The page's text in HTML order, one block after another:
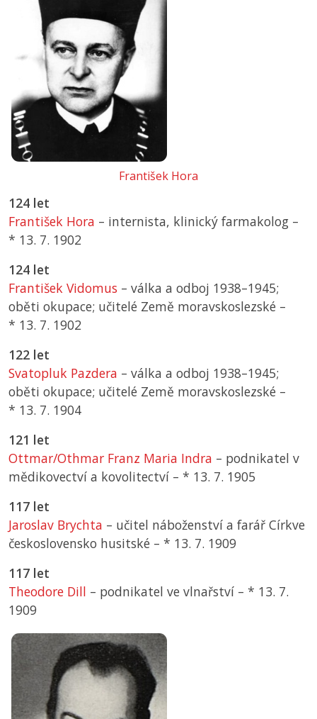
František Hora
124 let
František Hora – internista, klinický farmakolog –
* 13. 7. 1902
124 let
František Vidomus – válka a odboj 1938–1945;
oběti okupace; učitelé Země moravskoslezské –
* 13. 7. 1902
122 let
Svatopluk Pazdera – válka a odboj 1938–1945;
oběti okupace; učitelé Země moravskoslezské –
* 13. 7. 1904
121 let
Ottmar/Othmar Franz Maria Indra – podnikatel v
mědikovectví a kovolitectví – * 13. 7. 1905
117 let
Jaroslav Brychta – učitel náboženství a farář Církve
československo husitské – * 13. 7. 1909
117 let
Theodore Dill – podnikatel ve vlnařství – * 13. 7.
1909